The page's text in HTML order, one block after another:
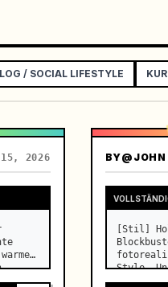
/ SOCIAL LIFESTYLE
15, 2026
die
BY@JOHN
[Stil]
Style,